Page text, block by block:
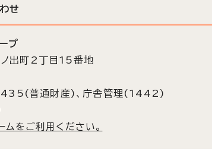
せ
プ
出町2丁目15番地
普通財産)、庁舎管理(1442)
をご利用ください。